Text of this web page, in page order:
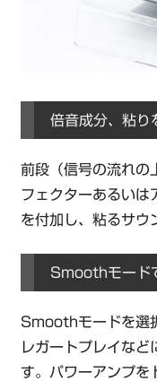
倍音成分、粘り
前段（信号の流れの
フェクターあるいは
を付加し、粘るサウ
Smoothモード
Smoothモードを選
レガートプレイな
す。パワーアンプを